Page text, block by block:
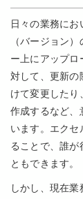
日々の業務に
（バージョン
ー上にアップ
対して、更新の
けて変更した
作成するなど、
います。エク
ることで、誰が
ともできます。
しかし、現在業